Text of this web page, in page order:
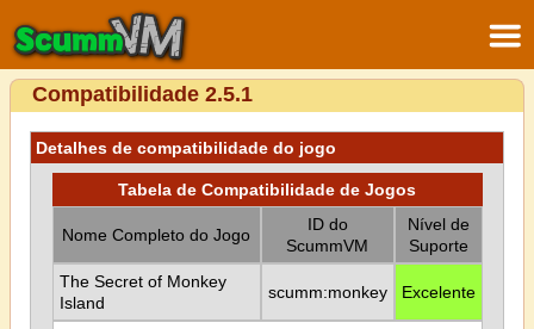
Compatibilidade 2.5.1
Detalhes de compatibilidade do jogo
Tabela de Compatibilidade de Jogos
Nome Completo do Jogo
ID do
ScummVM
Nível de
Suporte
The Secret of Monkey
Island
scumm:monkey Excelente